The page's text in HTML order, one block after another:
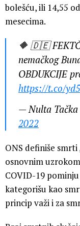
bolešću, ili 14,55
mesecima.
🔶 🇩🇪
nemačkog
OBDUKCIJE
https://t.co/
— Nulta
2022
ONS definiše smrti
osnovnim
COVID-19
kategorišu kao
princip važi i za